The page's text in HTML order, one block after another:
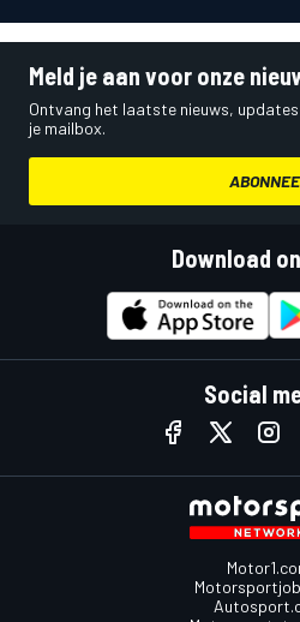
Meld je aan voor onze
Ontvang het laatste nieuws,
je mailbox.
Download
Social